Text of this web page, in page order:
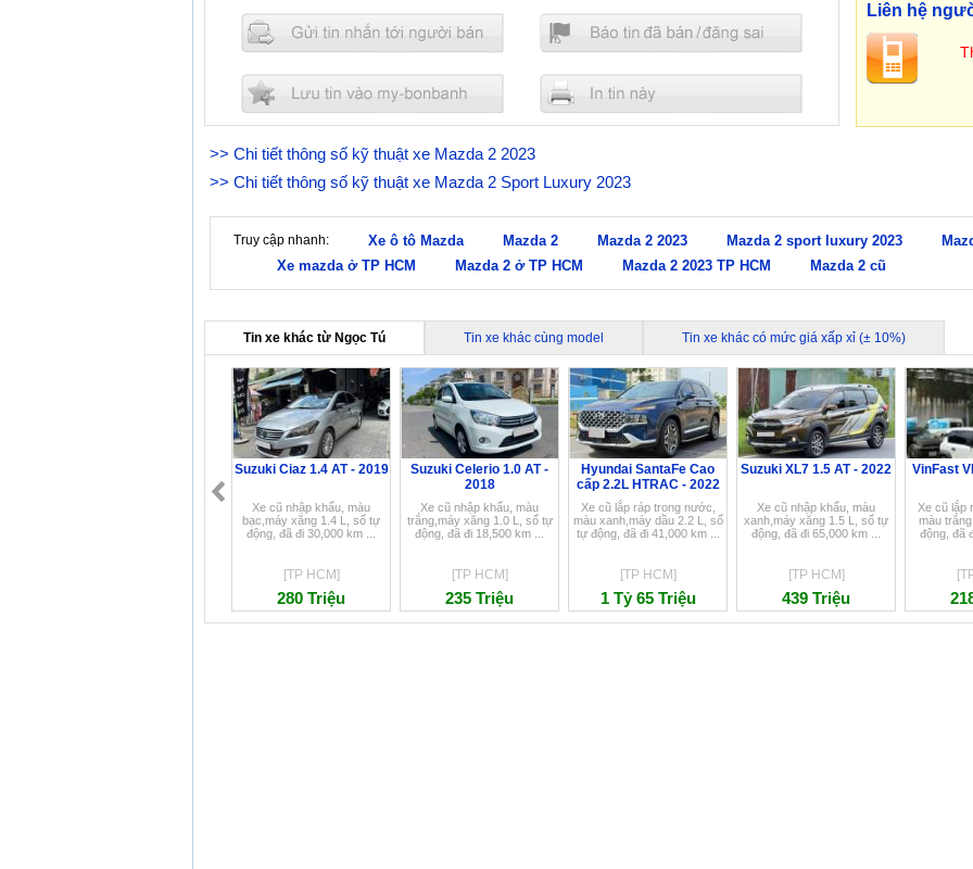
Liên hệ
>> Chi tiết thông số kỹ thuật xe Mazda 2 2023
>> Chi tiết thông số kỹ thuật xe Mazda 2 Sport Luxury 2023
Truy cập nhanh: Xe ô tô Mazda Mazda 2 Mazda 2 2023 Mazda 2 sport luxury 2023
Xe mazda ở TP HCM
Mazda 2 ở TP HCM Mazda 2 2023 TP HCM Mazda 2 cũ
Tin xe khác từ Ngọc Tú Tin xe khác cùng model Tin xe khác có mức giá xấp xỉ (± 10%)
Suzuki Ciaz 1.4 AT - 2019
Xe cũ nhập khẩu, màu
bạc,máy xăng 1.4 L, số tự
động, đã đi 30,000 km ...
[TP HCM]
280 Triệu
Suzuki Celerio 1.0 AT -
2018
Xe cũ nhập khẩu, màu
trắng,máy xăng 1.0 L, số tự
động, đã đi 18,500 km ...
[TP HCM]
235 Triệu
Hyundai SantaFe Cao
cấp 2.2L HTRAC - 2022
Xe cũ lắp ráp trong nước,
màu xanh,máy dầu 2.2 L, số
tự động, đã đi 41,000 km ...
[TP HCM]
1 Tỷ 65 Triệu
Suzuki XL7 1.5 AT - 2022
Xe cũ nhập khẩu, màu
xanh,máy xăng 1.5 L, số tự
động, đã đi 65,000 km ...
[TP HCM]
439 Triệu
VinFast
Xe cũ lắp
màu
động, đã